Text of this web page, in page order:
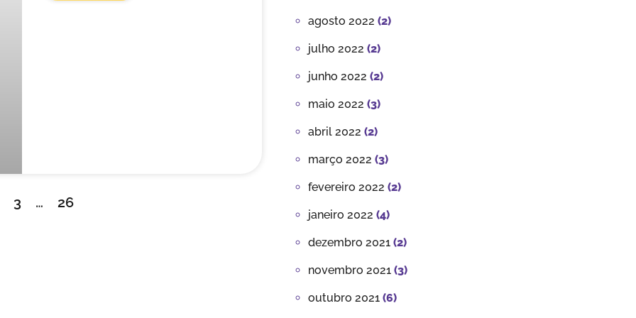
3 … 26
agosto 2022 (2)
julho 2022 (2)
junho 2022 (2)
maio 2022 (3)
abril 2022 (2)
março 2022 (3)
fevereiro 2022 (2)
janeiro 2022 (4)
dezembro 2021(2)
novembro 2021(3)
outubro 2021(6)